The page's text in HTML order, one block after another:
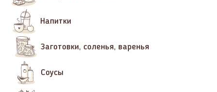
Напитки
Заготовки, соленья, варенья
Соусы